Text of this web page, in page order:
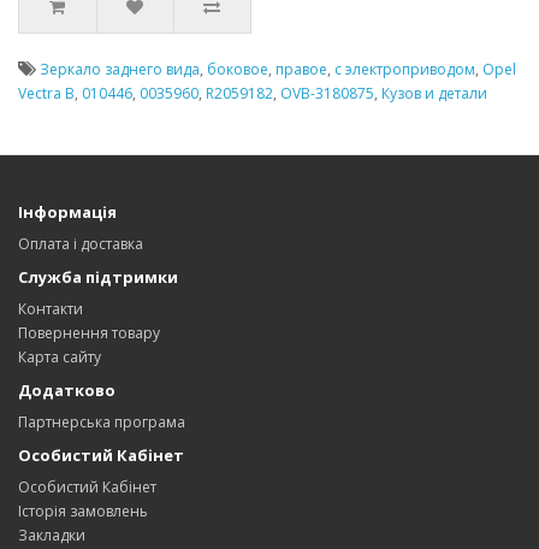
Зеркало заднего вида, боковое, правое, с электроприводом, Opel
Vectra B, 010446, 0035960, R2059182, OVB-3180875, Кузов и детали
Інформація
Оплата і доставка
Служба підтримки
Контакти
Повернення товару
Карта сайту
Додатково
Партнерська програма
Особистий Кабінет
Особистий Кабінет
Історія замовлень
Закладки